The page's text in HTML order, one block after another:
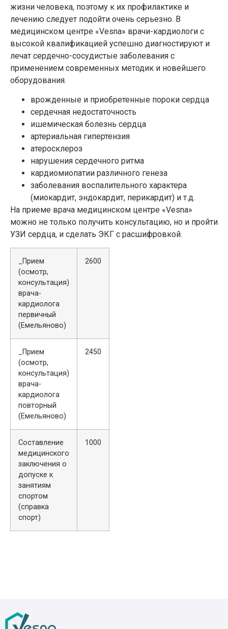
жизни человека, поэтому к их профилактике и
лечению следует подойти очень серьезно. В
медицинском центре «Vesna» врачи-кардиологи с
высокой квалификацией успешно диагностируют и
лечат сердечно-сосудистые заболевания с
применением современных методик и новейшего
оборудования.
врожденные и приобретенные пороки сердца
сердечная недостаточность
ишемическая болезнь сердца
артериальная гипертензия
атеросклероз
нарушения сердечного ритма
кардиомиопатии различного генеза
заболевания воспалительного характера
(миокардит, эндокардит, перикардит) и т.д.
На приеме врача медицинском центре «Vesna»
можно не только получить консультацию, но и пройти
УЗИ сердца, и сделать ЭКГ с расшифровкой.
_Прием
(осмотр,
консультация)
врача-
кардиолога
первичный
(Емельяново)
2600
_Прием
(осмотр,
консультация)
врача-
кардиолога
повторный
(Емельяново)
2450
Составление
медицинского
заключения о
допуске к
занятиям
спортом
(справка
спорт)
1000